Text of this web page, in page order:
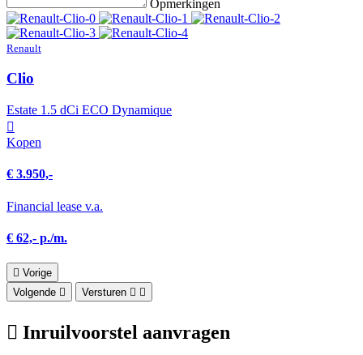
Opmerkingen
Renault
Clio
Estate 1.5 dCi ECO Dynamique
Kopen
€ 3.950,-
Financial lease v.a.
€ 62,- p./m.
Vorige
Volgende
Versturen
Inruilvoorstel aanvragen